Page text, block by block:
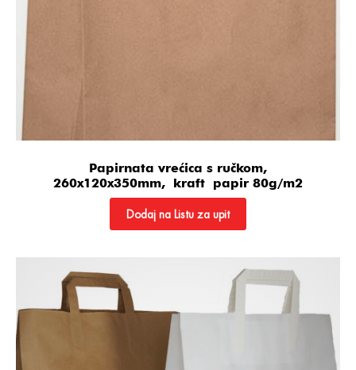
Papirnata vrećica s ručkom,
260x120x350mm, kraft papir 80g/m2
Dodaj na Listu za upit